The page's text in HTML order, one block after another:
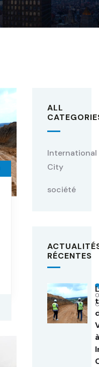
ALL
International
City
société
RÉCENTES